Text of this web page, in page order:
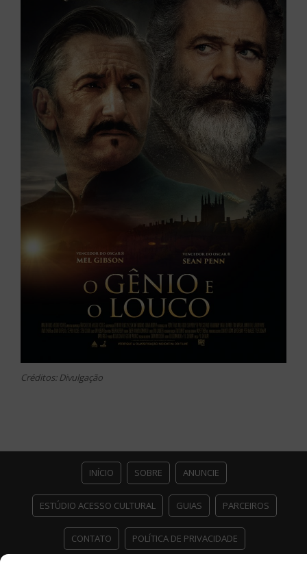
Créditos: Divulgação
INÍCIO SOBRE ANUNCIE
ESTÚDIO ACESSO CULTURAL GUIAS PARCEIROS
CONTATO POLÍTICA DE PRIVACIDADE